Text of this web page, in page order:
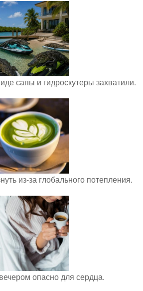
сапы и гидроскутеры захватили.
из-за глобального потепления.
опасно для сердца.